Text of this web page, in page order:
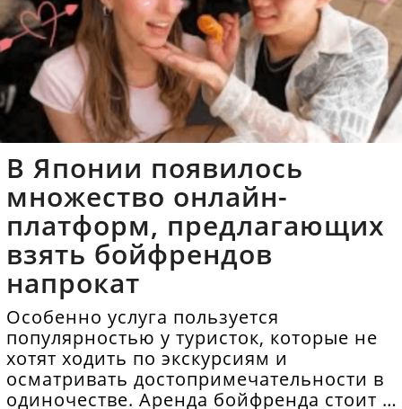
В Японии появилось
множество онлайн-
платформ, предлагающих
взять бойфрендов
напрокат
Особенно услуга пользуется
популярностью у туристок, которые не
хотят ходить по экскурсиям и
осматривать достопримечательности в
одиночестве. Аренда бойфренда стоит в